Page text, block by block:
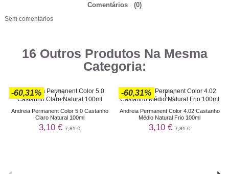
Comentários (0)
Sem comentários
16 Outros Produtos Na Mesma
Categoria:
-60,31%
Andreia Permanent Color 5.0 Castanho
Claro Natural 100ml
3,10 € 7,81 €
-60,31%
Andreia Permanent Color 4.02 Castanho
Médio Natural Frio 100ml
3,10 € 7,81 €